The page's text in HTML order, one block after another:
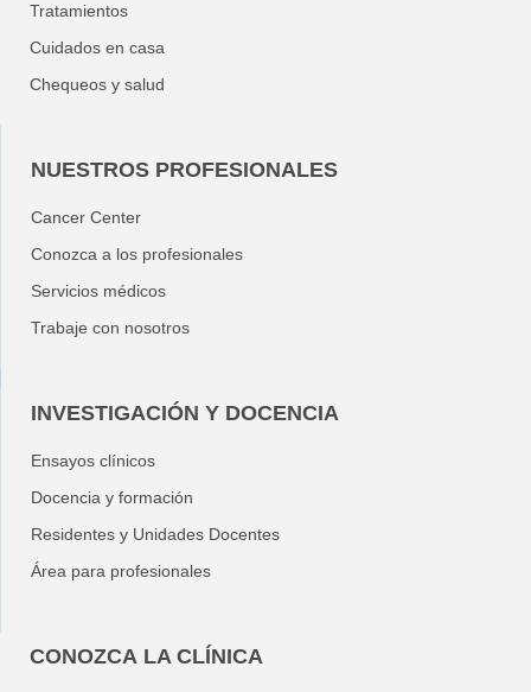
Tratamientos
Cuidados en casa
Chequeos y salud
NUESTROS PROFESIONALES
Cancer Center
Conozca a los profesionales
Servicios médicos
Trabaje con nosotros
INVESTIGACIÓN Y DOCENCIA
Ensayos clínicos
Docencia y formación
Residentes y Unidades Docentes
Área para profesionales
CONOZCA LA CLÍNICA